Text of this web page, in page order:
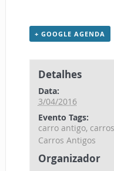
+ GOOGLE AGENDA
Detalhes
Data:
3/04/2016
Evento Tags:
carro antigo,
Carros Antigos
Organizador